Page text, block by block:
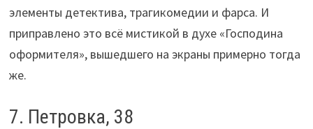
элементы детектива, трагикомедии и фарса. И
приправлено это всё мистикой в духе «Господина
оформителя», вышедшего на экраны примерно тогда
же.
7. Петровка, 38